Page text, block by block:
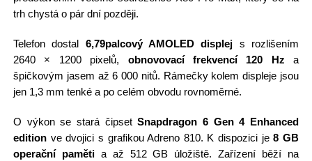
trh chystá o pár dní později.
Telefon dostal 6,79palcový AMOLED displej s rozlišením
2640 × 1200 pixelů, obnovovací frekvencí 120 Hz a
špičkovým jasem až 6 000 nitů. Rámečky kolem displeje jsou
jen 1,3 mm tenké a po celém obvodu rovnoměrné.
O výkon se stará čipsetSnapdragon 6 Gen 4 Enhanced
editionve dvojici s grafikou Adreno 810. K dispozici je8 GB
operační pamětia až 512 GB úložiště. Zařízení běží na